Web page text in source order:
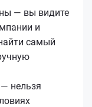
— вы видите
и
самый
нельзя